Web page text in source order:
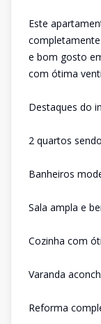
Este
e bom gosto
com ótima
Destaques do
2 quartos
Banheiros
Sala ampla e
Cozinha com
Varanda
Reforma